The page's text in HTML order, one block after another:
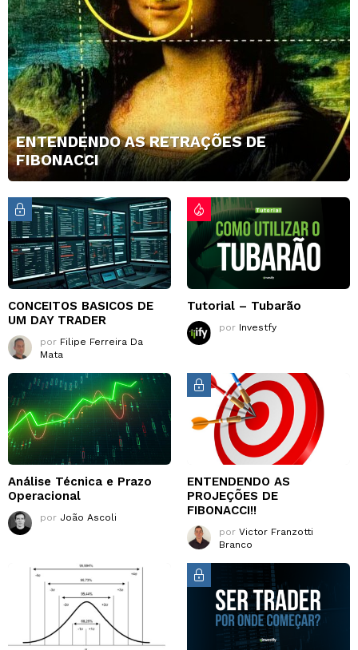
ENTENDENDO AS RETRAÇÕES DE
FIBONACCI
CONCEITOS BASICOS DE
UM DAY TRADER
por Filipe Ferreira Da
Mata
Tutorial – Tubarão
por Investfy
Análise Técnica e Prazo
Operacional
por João Ascoli
ENTENDENDO AS
PROJEÇÕES DE
FIBONACCI!!
por Victor Franzotti
Branco